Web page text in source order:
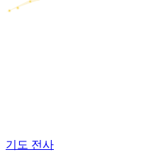
기도 전사